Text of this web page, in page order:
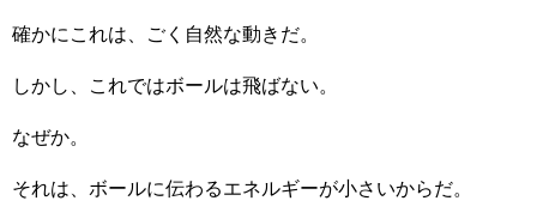
確かにこれは、ごく自然な動きだ。
しかし、これではボールは飛ばない。
なぜか。
それは、ボールに伝わるエネルギーが小さいからだ。